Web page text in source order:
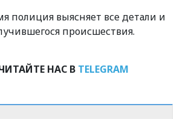
полиция выясняет все детали и
происшествия.
НАС В TELEGRAM